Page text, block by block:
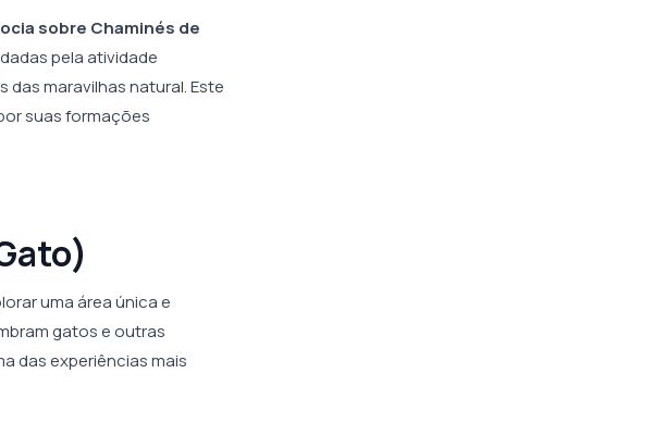
sobre Chaminés de
pela atividade
maravilhas natural. Este
suas formações
uma área única e
gatos e outras
das experiências mais